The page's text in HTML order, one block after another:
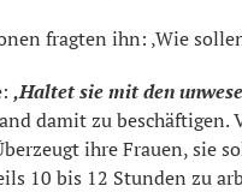
fragten ihn: ‚Wie
‚Haltet sie mit den
damit zu beschäftigen.
ihre Frauen, sie
10 bis 12 Stunden zu